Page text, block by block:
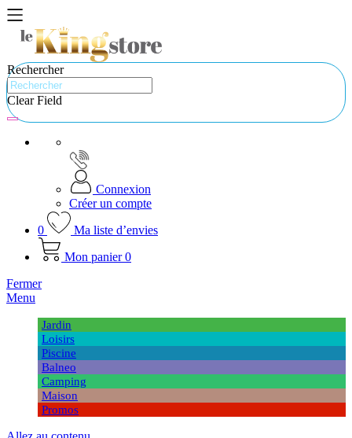
Rechercher
Clear Field
Connexion
Créer un compte
0
Ma liste d’envies
Mon panier 0
Fermer
Menu
Jardin
Loisirs
Piscine
Balneo
Camping
Maison
Promos